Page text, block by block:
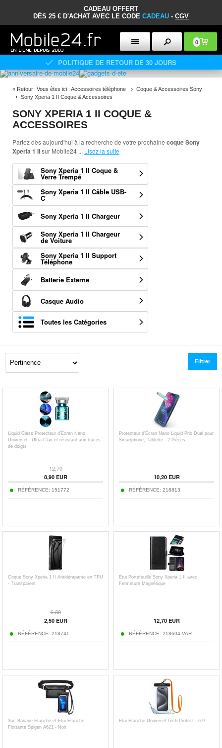
CADEAU OFFERT
DÈS 25 € D'ACHAT AVEC LE CODE CADEAU - CGV
0
POLITIQUE DE RETOUR DE 30 JOURS
« Retour Vous êtes ici : Accessoires téléphone
Coque & Accessoires Sony
Sony Xperia 1 II Coque & Accessoires
SONY XPERIA 1 II COQUE &
ACCESSOIRES
Partez dès aujourd'hui à la recherche de votre prochaine coque Sony
Xperia 1 IIsur Mobile24 ... Lisez la suite
Sony Xperia 1 II Coque &
Verre Trempé
Sony Xperia 1 II Câble USB-
C
Sony Xperia 1 II Chargeur
Sony Xperia 1 II Chargeur
de Voiture
Sony Xperia 1 II Support
Téléphone
Batterie Externe
Casque Audio
Toutes les Catégories
Filtrer
Liquid Glass Protecteur d’Écran Nano
Universel - Ultra-Clair et résistant aux traces
de doigts
12,70
8,90EUR
RÉFÉRENCE: 151772
Protecteur d'Écran Nano Liquid Prio Dual pour
Smartphone, Tablette - 2 Pièces
10,20EUR
RÉFÉRENCE: 218813
Coque Sony Xperia 1 II Antidérapante en TPU
- Transparent
6,30
2,50EUR
RÉFÉRENCE: 218741
Étui Portefeuille Sony Xperia 1 II avec
Fermeture Magnétique
12,70EUR
RÉFÉRENCE: 218604-VAR
Sac Banane Étanche et Étui Étanche
Flottante Spigen A621 - Noir
Étui Étanche Universel Tech-Protect - 6.9"